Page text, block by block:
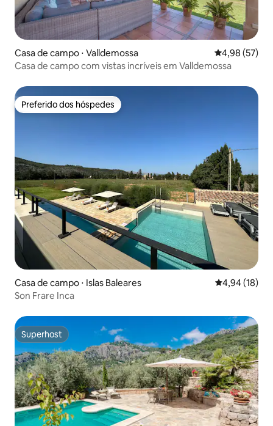
Casa de campo ⋅ Valldemossa 4,98 de uma
4,98 (57)
Casa de campo com vistas incríveis em Valldemossa
Preferido dos hóspedes
Preferido dos hóspedes
Casa de campo ⋅ Islas Baleares 4,94 de uma
4,94 (18)
Son Frare Inca
Superhost
Superhost